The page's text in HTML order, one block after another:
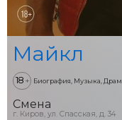
Майкл
18 + Биография, Музыка,
Смена
г. Киров, ул. Спасская, д. 34